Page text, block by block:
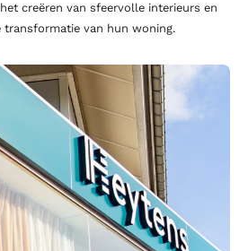
creëren van sfeervolle interieurs en
transformatie van hun woning.